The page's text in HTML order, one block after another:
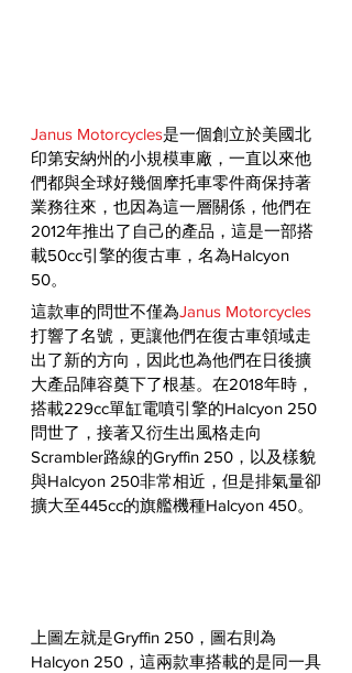
Janus Motorcycles是一個創立於美國北
印第安納州的小規模車廠，一直以來他
們都與全球好幾個摩托車零件商保持著
業務往來，也因為這一層關係，他們在
2012年推出了自己的產品，這是一部搭
載50cc引擎的復古車，名為Halcyon
50。
這款車的問世不僅為Janus Motorcycles
打響了名號，更讓他們在復古車領域走
出了新的方向，因此也為他們在日後擴
大產品陣容奠下了根基。在2018年時，
搭載229cc單缸電噴引擎的Halcyon 250
問世了，接著又衍生出風格走向
Scrambler路線的Gryffin 250，以及樣貌
與Halcyon 250非常相近，但是排氣量卻
擴大至445cc的旗艦機種Halcyon 450。
上圖左就是Gryffin 250，圖右則為
Halcyon 250，這兩款車搭載的是同一具